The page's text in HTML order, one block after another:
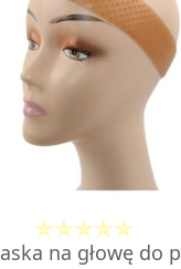
na głowę do